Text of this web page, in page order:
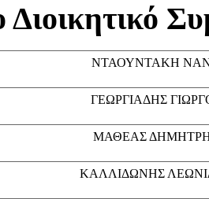
Διοικητικό
ΝΤΑΟΥΝΤΑΚΗ
ΓΕΩΡΓΙΑΔΗΣ
ΜΑΘΕΑΣ
ΚΑΛΛΙΔΩΝΗΣ